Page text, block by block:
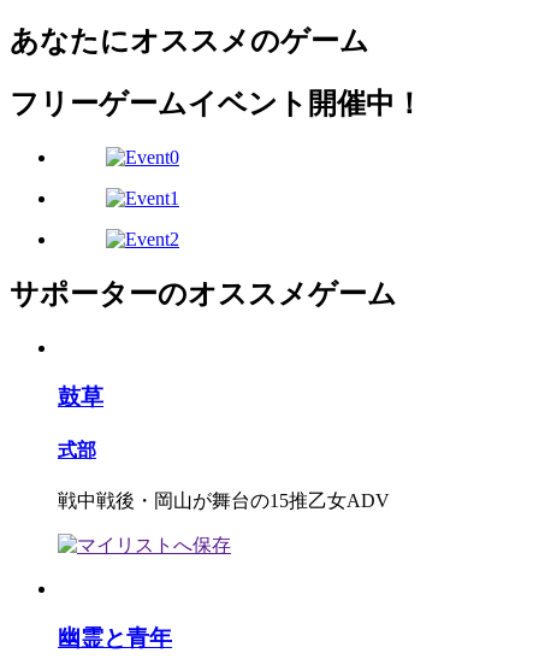
あなたにオススメのゲーム
フリーゲームイベント開催中！
サポーターのオススメゲーム
鼓草
式部
戦中戦後・岡山が舞台の15推乙女ADV
幽霊と青年